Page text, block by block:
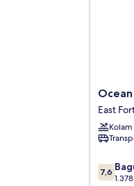
Ocean
Beach
Palace
Hotel
and
East
Fort
East
7.6
dari
7,6